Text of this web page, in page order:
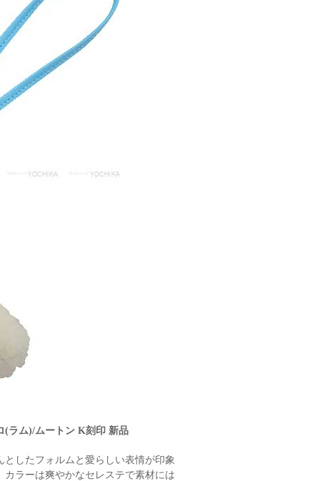
(ラム)/ムートン K刻印 新品
したフォルムと愛らしい表情が印象
ラーは爽やかなセレステで素材には